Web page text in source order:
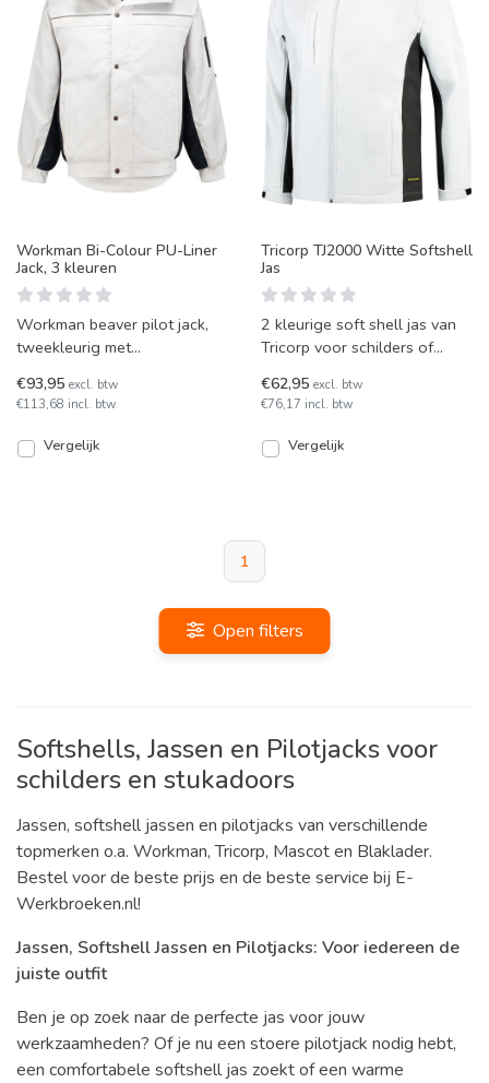
Workman Bi-Colour PU-Liner
Jack, 3 kleuren
Workman beaver pilot jack,
tweekleurig met
gsm-zakje en 2 verdekte bor
€93,95 excl. btw
€113,68 incl. btw
Vergelijk
Tricorp TJ2000 Witte Softshell
Jas
2 kleurige soft shell jas van
Tricorp voor schilders of
TJ2000 van Tricorp.
€62,95 excl. btw
€76,17 incl. btw
Vergelijk
1
Open filters
Softshells, Jassen en Pilotjacks voor
schilders en stukadoors
Jassen, softshell jassen en pilotjacks van verschillende
topmerken o.a. Workman, Tricorp, Mascot en Blaklader.
Bestel voor de beste prijs en de beste service bij E-
Werkbroeken.nl!
Jassen, Softshell Jassen en Pilotjacks: Voor iedereen de
juiste outfit
Ben je op zoek naar de perfecte jas voor jouw
werkzaamheden? Of je nu een stoere pilotjack nodig hebt,
een comfortabele softshell jas zoekt of een warme